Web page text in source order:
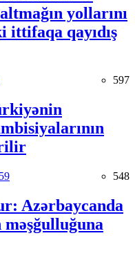
yollarını
ittifaqa qayıdış
597
548
Azərbaycanda